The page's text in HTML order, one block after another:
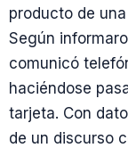
producto de
Según
comunicó
haciéndose
tarjeta. Con
de un discurso